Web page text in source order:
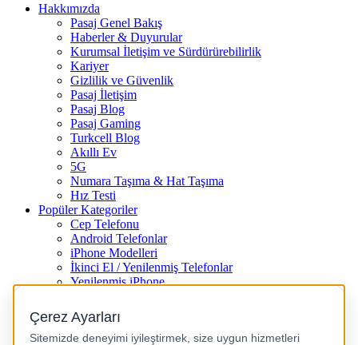
Hakkımızda
Pasaj Genel Bakış
Haberler & Duyurular
Kurumsal İletişim ve Sürdürürebilirlik
Kariyer
Gizlilik ve Güvenlik
Pasaj İletişim
Pasaj Blog
Pasaj Gaming
Turkcell Blog
Akıllı Ev
5G
Numara Taşıma & Hat Taşıma
Hız Testi
Popüler Kategoriler
Cep Telefonu
Android Telefonlar
iPhone Modelleri
İkinci El / Yenilenmiş Telefonlar
Yenilenmiş iPhone
Akıllı Saatler
Bluetooth Kulaklıklar
Tabletler